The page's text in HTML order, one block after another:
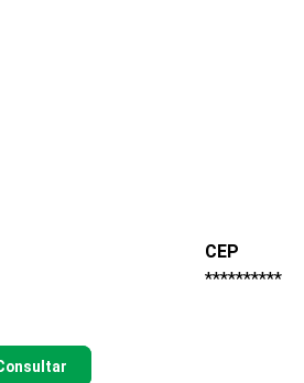
CEP
**********